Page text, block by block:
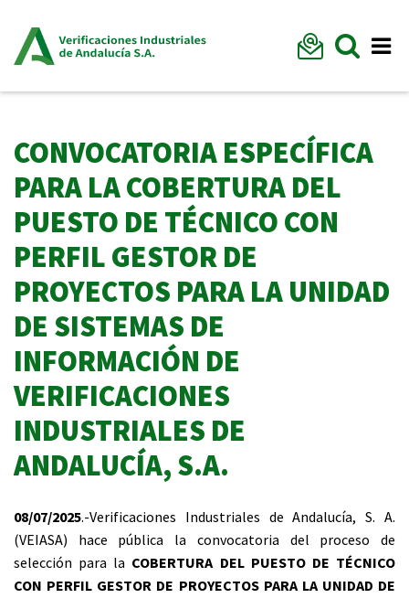
CONVOCATORIA ESPECÍFICA
PARA LA COBERTURA DEL
PUESTO DE TÉCNICO CON
PERFIL GESTOR DE
PROYECTOS PARA LA UNIDAD
DE SISTEMAS DE
INFORMACIÓN DE
VERIFICACIONES
INDUSTRIALES DE
ANDALUCÍA, S.A.
08/07/2025.-Verificaciones Industriales de Andalucía, S. A.
(VEIASA) hace pública la convocatoria del proceso de
selección para la COBERTURA DEL PUESTO DE TÉCNICO
CON PERFIL GESTOR DE PROYECTOS PARA LA UNIDAD DE